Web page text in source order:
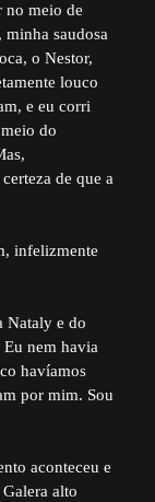
no meio de
saudosa
o Nestor,
louco
e eu corri
do
de que a
infelizmente
Nataly e do
nem havia
havíamos
por mim. Sou
aconteceu e
alto